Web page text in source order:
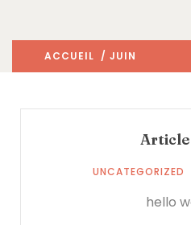
ACCUEIL / JUIN
UNCATEGORIZED
hello